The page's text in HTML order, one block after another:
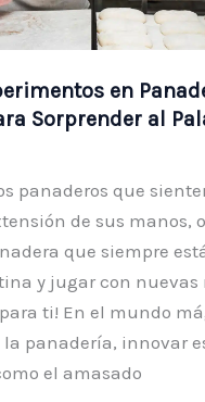
en
Sorprender al
panaderos que
de sus manos,
que siempre
y jugar con nuevas
para ti! En el mundo
panadería, innovar
el amasado